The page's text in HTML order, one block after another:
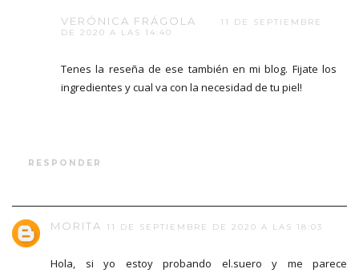
VERÓNICA FRÁGOLA
11 DE SEPTIEMBRE
DE 2020 A LAS 14:40
Tenes la reseña de ese también en mi blog. Fijate los
ingredientes y cual va con la necesidad de tu piel!
RESPONDER
MORITA 11 DE SEPTIEMBRE DE 2020 A LAS 18:03
Hola, si yo estoy probando el.suero y me parece